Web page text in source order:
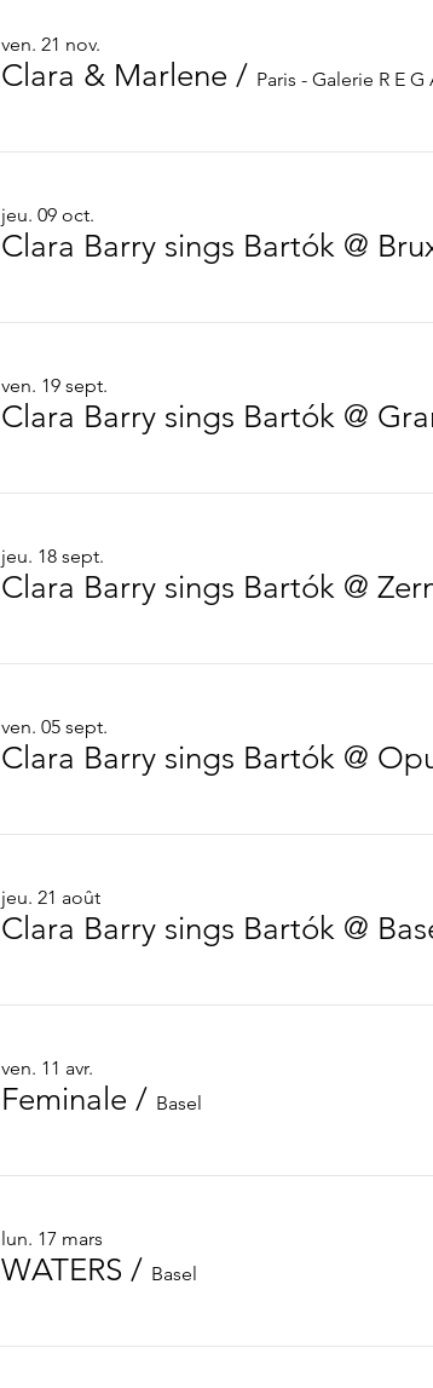
ven. 21 nov.
Clara & Marlene / Paris - Galerie R E G
jeu. 09 oct.
Clara Barry sings Bartók @
ven. 19 sept.
Clara Barry sings Bartók @
jeu. 18 sept.
Clara Barry sings Bartók @
ven. 05 sept.
Clara Barry sings Bartók @
jeu. 21 août
Clara Barry sings Bartók @
ven. 11 avr.
Feminale / Basel
lun. 17 mars
WATERS / Basel